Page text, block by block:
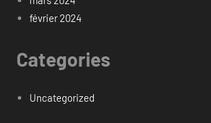
février 2024
Categories
Uncategorized